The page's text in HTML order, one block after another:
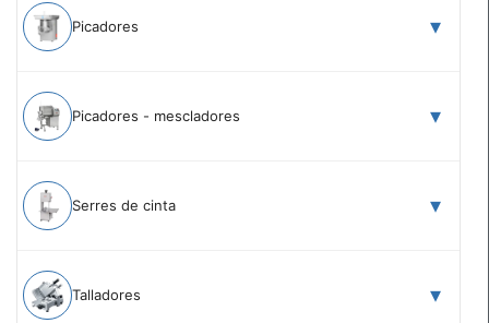
Picadores
Picadores - mescladores
Serres de cinta
Talladores